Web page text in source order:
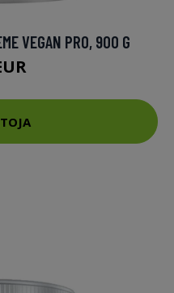
VEGAN PRO, 900 G